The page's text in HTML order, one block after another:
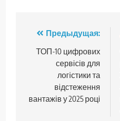
Навигация
по
записям
Предыдущая:
ТОП-10 цифрових
сервісів для
логістики та
відстеження
вантажів у 2025 році